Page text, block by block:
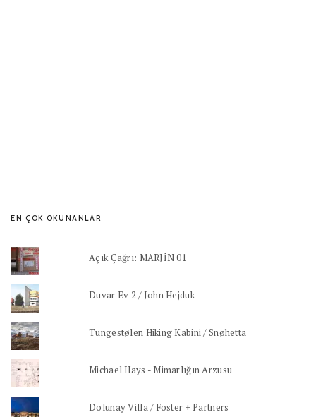
EN ÇOK OKUNANLAR
Açık Çağrı: MARJİN 01
Duvar Ev 2 / John Hejduk
Tungestølen Hiking Kabini / Snøhetta
Michael Hays - Mimarlığın Arzusu
Dolunay Villa / Foster + Partners